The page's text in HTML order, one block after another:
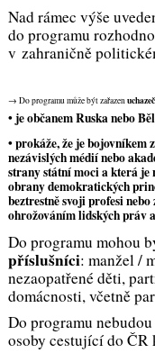
Nad rámec výše
do programu
v zahraničně
→ Do programu může být zařazenuchazeč
• je občanem Ruska nebo
• prokáže, že je bojovníkem
nezávislých médií nebo
strany státní moci a která je
obrany demokratických
beztrestně svoji profesi
ohrožováním lidských práv
Do programu mohou
příslušníci: manžel /
nezaopatřené děti,
domácnosti, včetně
Do programu
osoby cestující do ČR